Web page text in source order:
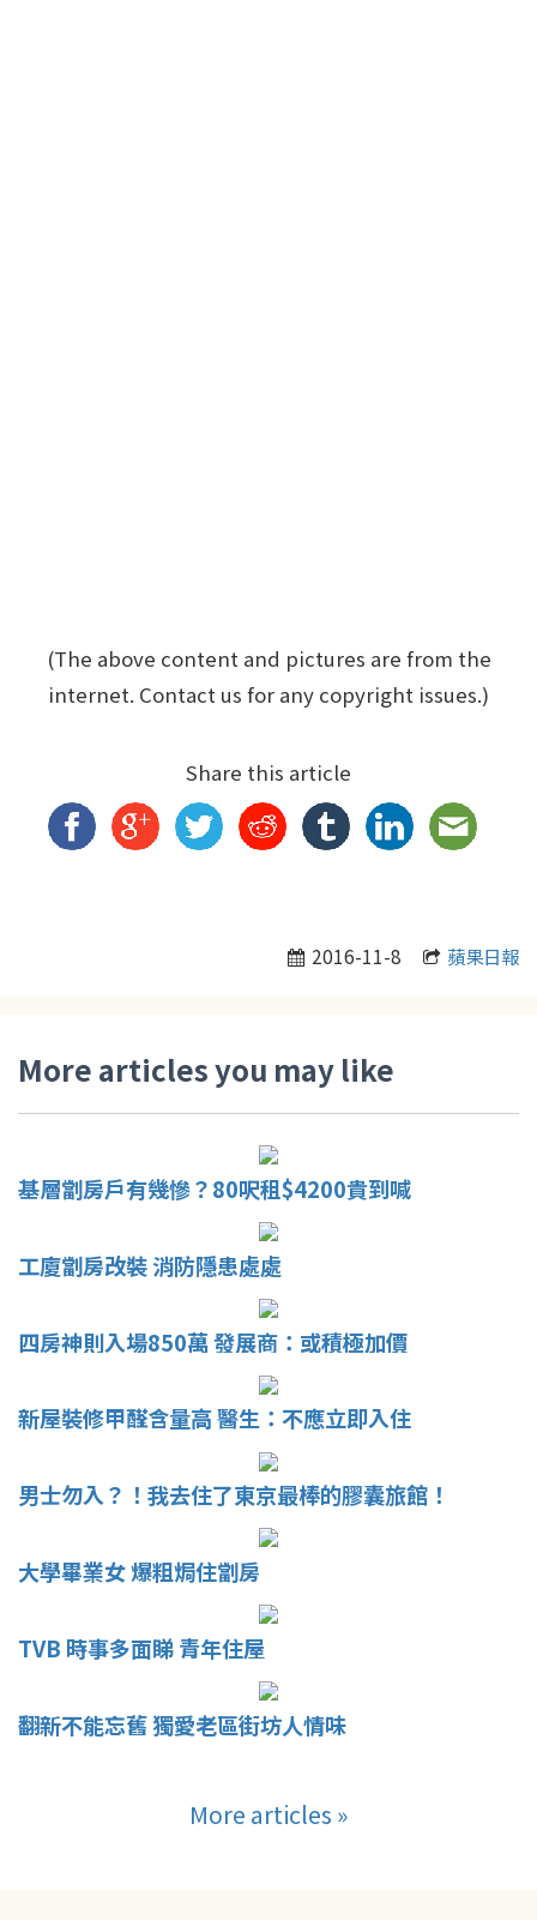
(The above content and pictures are from the
internet. Contact us for any copyright issues.)
Share this article
2016-11-8 蘋果日報
More articles you may like
基層劏房戶有幾慘？80呎租$4200貴到喊
工廈劏房改裝 消防隱患處處
四房神則入場850萬 發展商：或積極加價
新屋裝修甲醛含量高 醫生：不應立即入住
男士勿入？！我去住了東京最棒的膠囊旅館！
大學畢業女 爆粗焗住劏房
TVB 時事多面睇 青年住屋
翻新不能忘舊 獨愛老區街坊人情味
More articles »